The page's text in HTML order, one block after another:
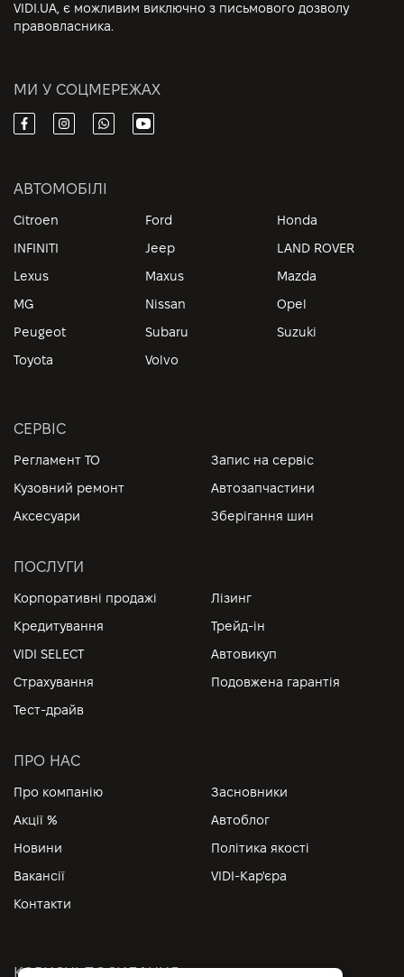
VIDI.UA, є можливим виключно з письмового дозволу
правовласника.
МИ У СОЦМЕРЕЖАХ
АВТОМОБІЛІ
Citroen Ford
Honda
INFINITI
Jeep
LAND ROVER
Lexus
Maxus
Mazda
MG
Nissan
Opel
Peugeot
Subaru
Suzuki
Toyota
Volvo
СЕРВІС
Регламент ТО
Запис на сервіс
Кузовний ремонт
Автозапчастини
Аксесуари
Зберігання шин
ПОСЛУГИ
Корпоративні продажі
Лізинг
Кредитування
Трейд-ін
VIDI SELECT
Автовикуп
Страхування
Подовжена гарантія
Тест-драйв
ПРО НАС
Про компанію
Засновники
Акції %
Автоблог
Новини
Політика якості
Вакансії
VIDI-Кар'єра
Контакти
КОРИСНІ ПОСИЛАННЯ